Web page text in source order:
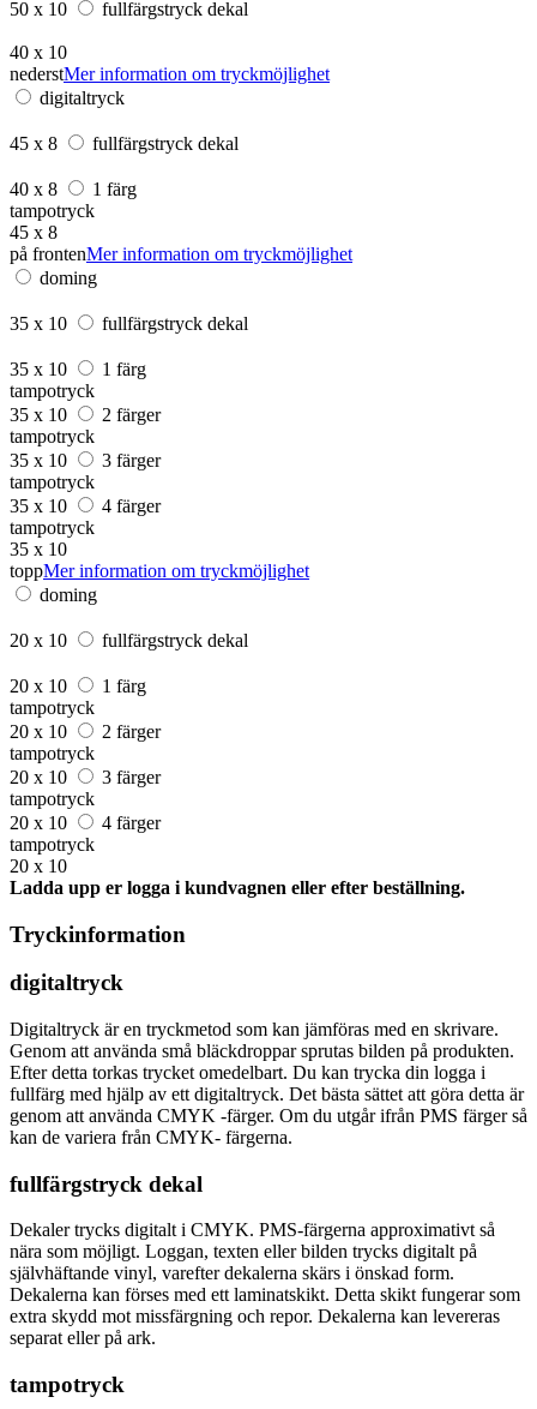
50 x 10 fullfärgstryck dekal
40 x 10
nederstMer information om tryckmöjlighet
digitaltryck
45 x 8 fullfärgstryck dekal
40 x 8
1 färg
tampotryck
45 x 8
på frontenMer information om tryckmöjlighet
doming
35 x 10 fullfärgstryck dekal
35 x 10
1 färg
tampotryck
35 x 10
2 färger
tampotryck
35 x 10
3 färger
tampotryck
35 x 10
4 färger
tampotryck
35 x 10
toppMer information om tryckmöjlighet
doming
20 x 10 fullfärgstryck dekal
20 x 10
1 färg
tampotryck
20 x 10
2 färger
tampotryck
20 x 10
3 färger
tampotryck
20 x 10
4 färger
tampotryck
20 x 10
Ladda upp er logga i kundvagnen eller efter beställning.
Tryckinformation
digitaltryck
Digitaltryck är en tryckmetod som kan jämföras med en skrivare.
Genom att använda små bläckdroppar sprutas bilden på produkten.
Efter detta torkas trycket omedelbart. Du kan trycka din logga i
fullfärg med hjälp av ett digitaltryck. Det bästa sättet att göra detta är
genom att använda CMYK -färger. Om du utgår ifrån PMS färger så
kan de variera från CMYK- färgerna.
fullfärgstryck dekal
Dekaler trycks digitalt i CMYK. PMS-färgerna approximativt så
nära som möjligt. Loggan, texten eller bilden trycks digitalt på
självhäftande vinyl, varefter dekalerna skärs i önskad form.
Dekalerna kan förses med ett laminatskikt. Detta skikt fungerar som
extra skydd mot missfärgning och repor. Dekalerna kan levereras
separat eller på ark.
tampotryck